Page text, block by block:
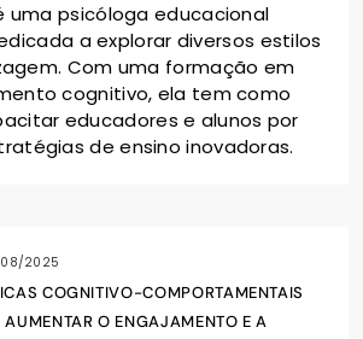
uma psicóloga educacional
a explorar diversos estilos
Com uma formação em
cognitivo, ela tem como
educadores e alunos por
de ensino inovadoras.
2025
COGNITIVO-COMPORTAMENTAIS
AUMENTAR O ENGAJAMENTO E A